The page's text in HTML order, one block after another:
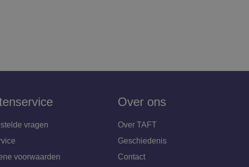
vragen
voorwaarden
Over ons
Over TAFT
Geschiedenis
Contact